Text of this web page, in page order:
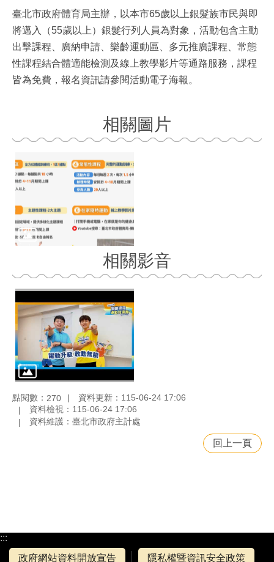
臺北市政府體育局主辦，以本市65歲以上銀髮族市民與即
將邁入（55歲以上）銀髮行列人員為對象，活動包含主動
出擊課程、廣納申請、樂齡運動區、多元推廣課程、常態
性課程結合體適能檢測及線上教學影片等通路服務，課程
皆為免費，報名資訊請參閱活動電子海報。
相關圖片
相關影音
點閱數： 270
資料更新：115-06-24 17:06
資料檢視：115-06-24 17:06
資料維護：臺北市政府主計處
回上一頁
:::
政府網站資料開放宣告
隱私權暨資訊安全政策